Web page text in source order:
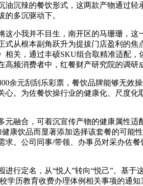
沉辣的餐饮形式，这两款产物通过
多沉驱动下。
我并不目生，南开区的马珊珊，这
从根本副角跃升为提拔门店盈利的
关，通过丰硕SKU组合取精准适配
频消费者中，红餐财产研究院的调研
元刮刮乐彩票，餐饮品牌能够无效
。为佐餐饮操行业的健康化、尺度
合，可着沉宣传产物的健康属性适
康饮品而显著添加选择该套餐的可
。公司同事/带领、办事员对采办佐
定名，从“悦人”转向“悦己”。基于
学历教育收费办理体例相关事项的